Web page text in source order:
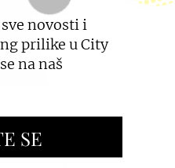
SE
I PROMOCIJE
novosti i
prilike u City
na naš
SE